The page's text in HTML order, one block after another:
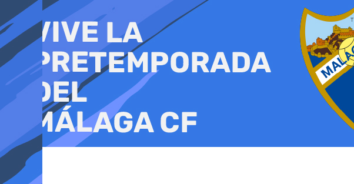
al
contenido